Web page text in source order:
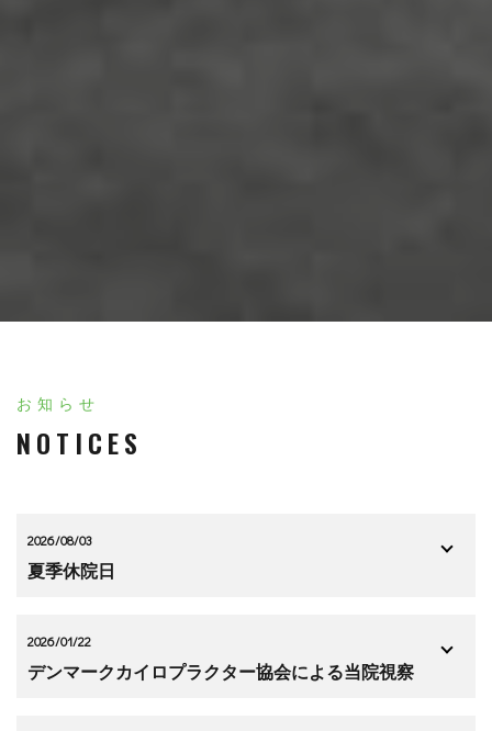
お知らせ
NOTICES
2026/08/03
夏季休院日
2026/01/22
デンマークカイロプラクター協会による当院視察